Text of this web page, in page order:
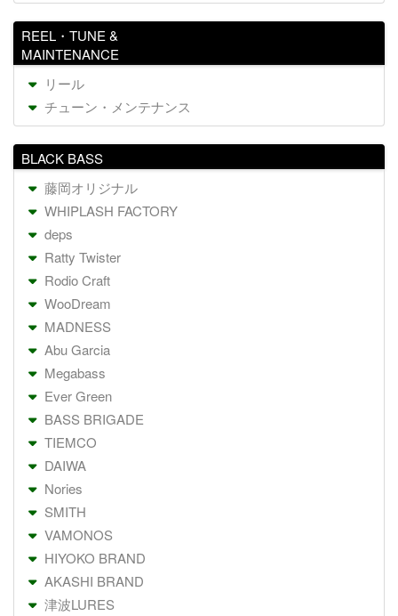
REEL・TUNE &
MAINTENANCE
リール
チューン・メンテナンス
BLACK BASS
藤岡オリジナル
WHIPLASH FACTORY
deps
Ratty Twister
Rodio Craft
WooDream
MADNESS
Abu Garcia
Megabass
Ever Green
BASS BRIGADE
TIEMCO
DAIWA
Nories
SMITH
VAMONOS
HIYOKO BRAND
AKASHI BRAND
津波LURES